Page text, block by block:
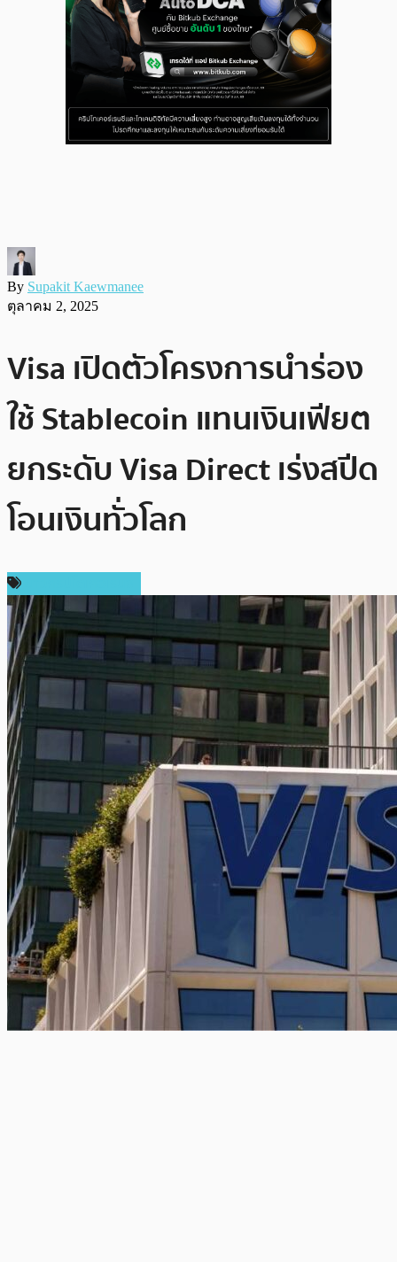
By Supakit Kaewmanee
ตุลาคม 2, 2025
Visa เปิดตัวโครงการนำร่อง
ใช้ Stablecoin แทนเงินเฟียต
ยกระดับ Visa Direct เร่งสปีด
โอนเงินทั่วโลก